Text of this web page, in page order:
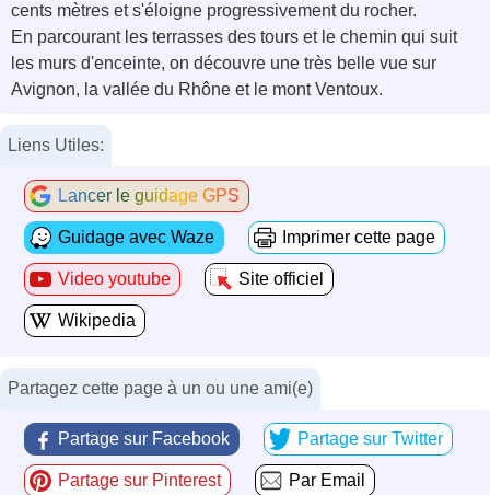
cents mètres et s'éloigne progressivement du rocher.
En parcourant les terrasses des tours et le chemin qui suit
les murs d'enceinte, on découvre une très belle vue sur
Avignon, la vallée du Rhône et le mont Ventoux.
Liens Utiles:
Lancer le guidage GPS
Guidage avec Waze Imprimer cette page
Video youtube Site officiel
Wikipedia
Partagez cette page à un ou une ami(e)
Partage sur Facebook Partage sur Twitter
Partage sur Pinterest Par Email